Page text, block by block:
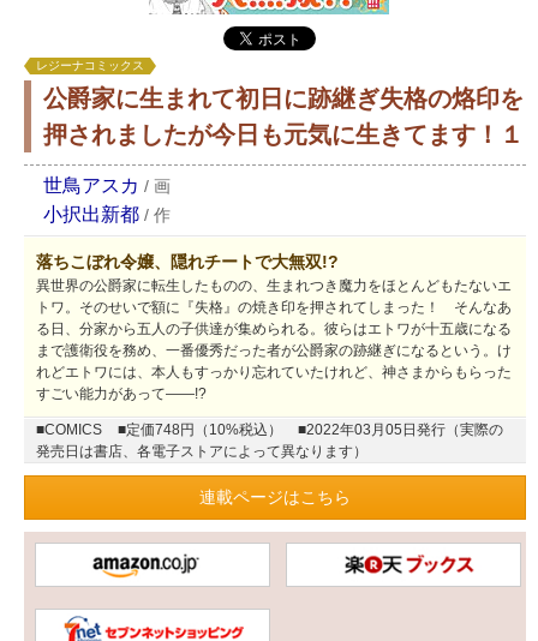
レジーナコミックス
公爵家に生まれて初日に跡継ぎ失格の烙印を
押されましたが今日も元気に生きてます！１
世鳥アスカ / 画
小択出新都 / 作
落ちこぼれ令嬢、隠れチートで大無双!?
異世界の公爵家に転生したものの、生まれつき魔力をほとんどもたないエ
トワ。そのせいで額に『失格』の焼き印を押されてしまった！ そんなあ
る日、分家から五人の子供達が集められる。彼らはエトワが十五歳になる
まで護衛役を務め、一番優秀だった者が公爵家の跡継ぎになるという。け
れどエトワには、本人もすっかり忘れていたけれど、神さまからもらった
すごい能力があって――!?
■COMICS ■定価748円（10%税込）
■2022年03月05日発行（実際の
発売日は書店、各電子ストアによって異なります）
連載ページはこちら